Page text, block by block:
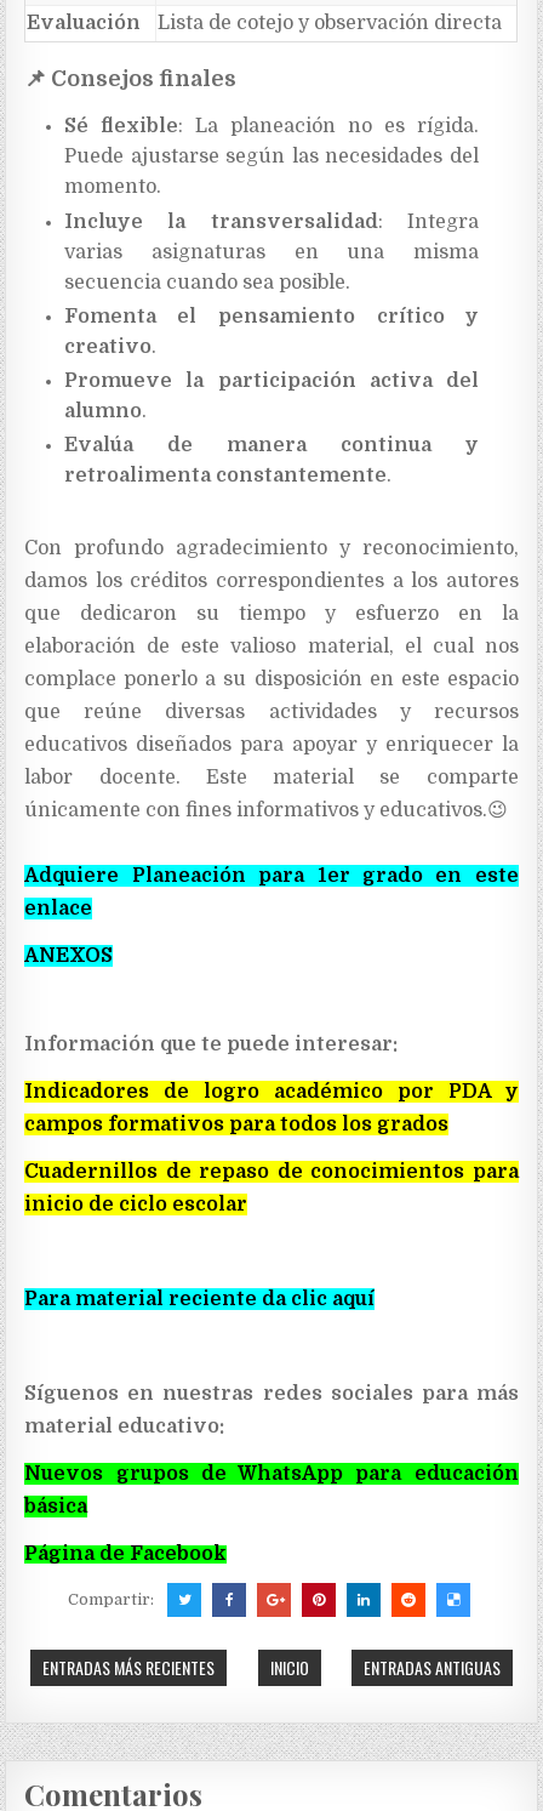
Evaluación
Lista de cotejo y observación directa
📌 Consejos finales
Sé flexible: La planeación no es rígida.
Puede ajustarse según las necesidades del
momento.
Incluye la transversalidad: Integra
varias asignaturas en una misma
secuencia cuando sea posible.
Fomenta el pensamiento crítico y
creativo.
Promueve la participación activa del
alumno.
Evalúa de manera continua y
retroalimenta constantemente.
Con profundo agradecimiento y reconocimiento,
damos los créditos correspondientes a los autores
que dedicaron su tiempo y esfuerzo en la
elaboración de este valioso material, el cual nos
complace ponerlo a su disposición en este espacio
que reúne diversas actividades y recursos
educativos diseñados para apoyar y enriquecer la
labor docente. Este material se comparte
únicamente con fines informativos y educativos.😉
Adquiere Planeación para 1er grado en este
enlace
ANEXOS
Información que te puede interesar:
Indicadores de logro académico por PDA y
campos formativos para todos los grados
Cuadernillos de repaso de conocimientos para
inicio de ciclo escolar
Para material reciente da clic aquí
Síguenos en nuestras redes sociales para más
material educativo:
Nuevos grupos de WhatsApp para educación
básica
Página de Facebook
Compartir:
ENTRADAS MÁS RECIENTES ENTRADAS ANTIGUAS
INICIO
Comentarios